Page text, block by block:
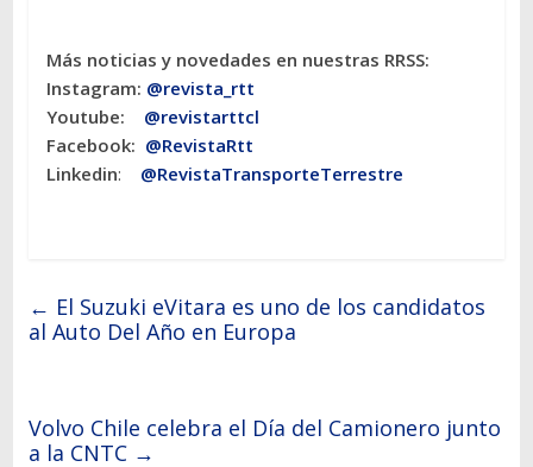
Más noticias y novedades en nuestras RRSS:
Instagram: @revista_rtt
Youtube: @revistarttcl
Facebook: @RevistaRtt
Linkedin: @RevistaTransporteTerrestre
← El Suzuki eVitara es uno de los candidatos
al Auto Del Año en Europa
Volvo Chile celebra el Día del Camionero junto
a la CNTC →